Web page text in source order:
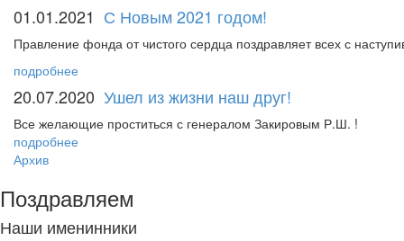
01.01.2021 С Новым 2021 годом!
Правление фонда от чистого сердца поздравляет всех с
подробнее
20.07.2020 Ушел из жизни наш друг!
Все желающие проститься с генералом Закировым Р.Ш. !
подробнее
Архив
Поздравляем
Наши именинники